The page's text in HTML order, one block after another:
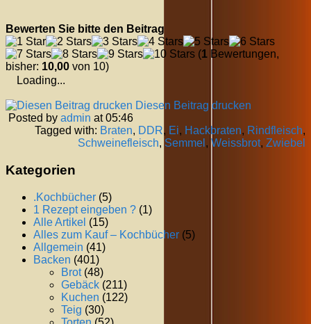
Bewerten Sie bitte den Beitrag
(1 Bewertungen,
bisher: 10,00 von 10)
Loading...
Diesen Beitrag drucken
Posted by admin at 05:46
Tagged with: Braten, DDR, Ei, Hackbraten, Rindfleisch,
Schweinefleisch, Semmel , Weissbrot, Zwiebel
Kategorien
.Kochbücher (5)
1 Rezept eingeben ? (1)
Alle Artikel (15)
Alles zum Kauf – Kochbücher (5)
Allgemein (41)
Backen (401)
Brot(48)
Gebäck (211)
Kuchen (122)
Teig (30)